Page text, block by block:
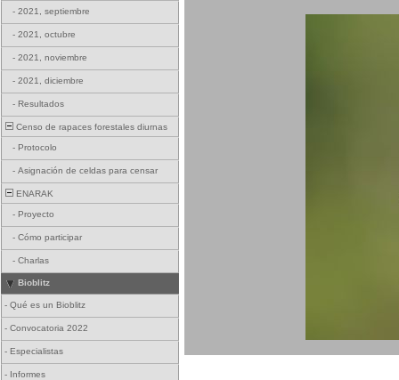
- 2021, septiembre
- 2021, octubre
- 2021, noviembre
- 2021, diciembre
- Resultados
Censo de rapaces forestales diurnas
- Protocolo
- Asignación de celdas para censar
ENARAK
- Proyecto
- Cómo participar
- Charlas
Bioblitz
- Qué es un Bioblitz
- Convocatoria 2022
- Especialistas
- Informes